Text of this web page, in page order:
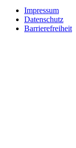
Impressum
Datenschutz
Barrierefreiheit